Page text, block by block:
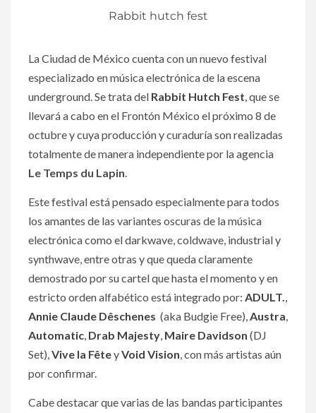
Rabbit hutch fest
La Ciudad de México cuenta con un nuevo festival
especializado en música electrónica de la escena
underground. Se trata del Rabbit Hutch Fest , que se
llevará a cabo en el Frontón México el próximo 8 de
octubre y cuya producción y curaduría son realizadas
totalmente de manera independiente por la agencia
Le Temps du Lapin
Este festival está pensado especialmente para todos
los amantes de las variantes oscuras de la música
electrónica como el darkwave, coldwave, industrial y
synthwave, entre otras y que queda claramente
demostrado por su cartel que hasta el momento y en
estricto orden alfabético está integrado por: ADULT.
Annie Claude Dêschenes (aka Budgie Free), Austra
Automatic Drab Majesty Maire Davidson (DJ
Set), Vive la FêteyVoid Vision , con más artistas aún
por confirmar.
Cabe destacar que varias de las bandas participantes